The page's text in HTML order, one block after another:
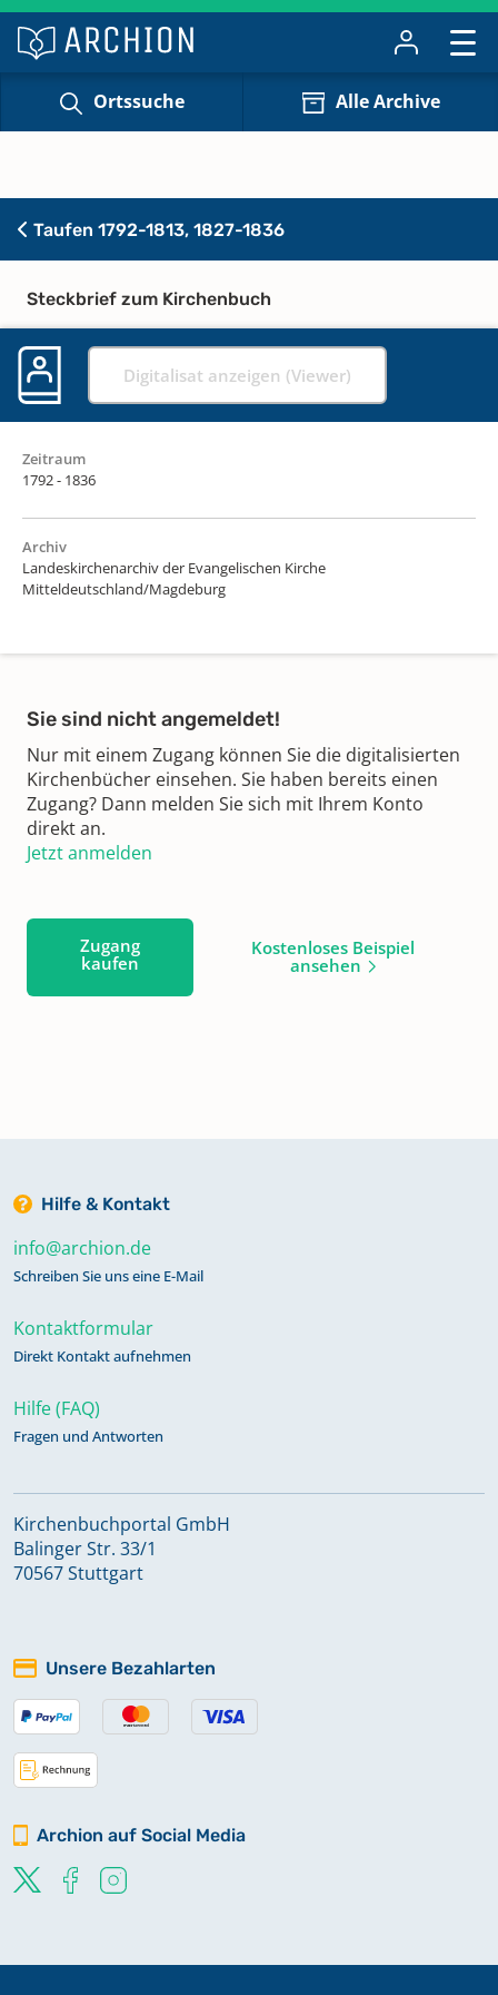
Ortssuche Alle Archive
Taufen 1792-1813, 1827-1836
Steckbrief zum Kirchenbuch
Digitalisat anzeigen (Viewer)
Zeitraum
1792 - 1836
Archiv
Landeskirchenarchiv der Evangelischen Kirche
Mitteldeutschland/Magdeburg
Sie sind nicht angemeldet!
Nur mit einem Zugang können Sie die digitalisierten
Kirchenbücher einsehen. Sie haben bereits einen
Zugang? Dann melden Sie sich mit Ihrem Konto
direkt an.
Jetzt anmelden
Zugang
kaufen
Kostenloses Beispiel
ansehen
Hilfe & Kontakt
info@archion.de
Schreiben Sie uns eine E-Mail
Kontaktformular
Direkt Kontakt aufnehmen
Hilfe (FAQ)
Fragen und Antworten
Kirchenbuchportal GmbH
Balinger Str. 33/1
70567 Stuttgart
Unsere Bezahlarten
Archion auf Social Media